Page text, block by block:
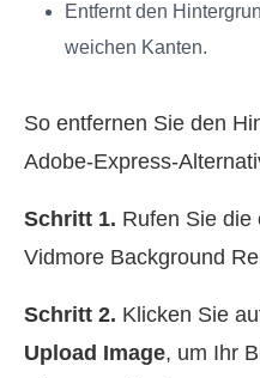
Entfernt den
weichen Kanten.
So entfernen Sie den
Schritt 1. Rufen Sie die
Vidmore Background
Schritt 2. Klicken Sie
Upload Image, um Ihr